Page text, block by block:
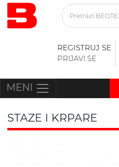
REGISTRUJ SE
PRIJAVI SE
MENI
STAZE I KRPARE